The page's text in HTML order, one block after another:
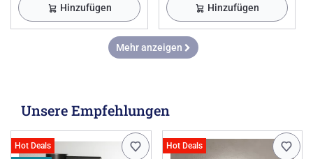
Hinzufügen Hinzufügen
Mehr anzeigen
Unsere Empfehlungen
Hot Deals
Hot Deals